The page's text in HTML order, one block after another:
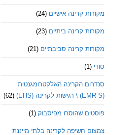
מקורות קרינה אישיים (24)
מקורות קרינה ביתיים (23)
מקורות קרינה סביבתיים (21)
סודי (1)
סנדרום הקרינה האלקטרומגנטית
(EMR-S) \ רגישות לקרינה (EHS)
(62)
פוסטים שהוסרו מפיסבוק (1)
צמצום חשיפה לקרינה בלתי מייננת